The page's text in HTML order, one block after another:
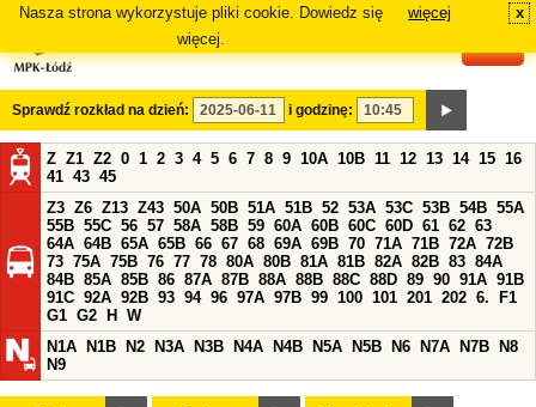
Nasza strona wykorzystuje pliki cookie. Dowiedz się
więcej.
więcej x
Sprawdź rozkład na dzień: i godzinę:
Z Z1 Z2 0 1 2 3 4 5 6 7 8 9 10A 10B 11 12 13 14 15 16
41 43 45
Z3 Z6 Z13 Z43 50A 50B 51A 51B 52 53A 53C 53B 54B 55A
55B 55C 56 57 58A 58B 59 60A 60B 60C 60D 61 62 63
64A 64B 65A 65B 66 67 68 69A 69B 70 71A 71B 72A 72B
73 75A 75B 76 77 78 80A 80B 81A 81B 82A 82B 83 84A
84B 85A 85B 86 87A 87B 88A 88B 88C 88D 89 90 91A 91B
91C 92A 92B 93 94 96 97A 97B 99 100 101 201 202 6.
F1
G1 G2 H
W
N1A
N1B N2 N3A N3B N4A N4B N5A N5B N6 N7A N7B
N8
N9